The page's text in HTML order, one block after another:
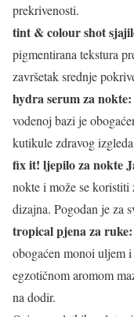
prekrivenosti.
tint & colour shot
pigmentirana tekstura
završetak srednje
hydra serum za nokte:
vodenoj bazi je
kutikule zdravog
fix it! ljepilo za nokte
nokte i može se
dizajna. Pogodan je za
tropical pjena za ruke:
obogaćen monoi uljem i
egzotičnom aromom
na dodir.